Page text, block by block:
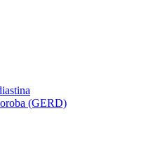
(GERD)